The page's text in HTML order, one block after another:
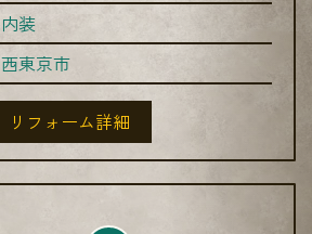
内装
西東京市
リフォーム詳細